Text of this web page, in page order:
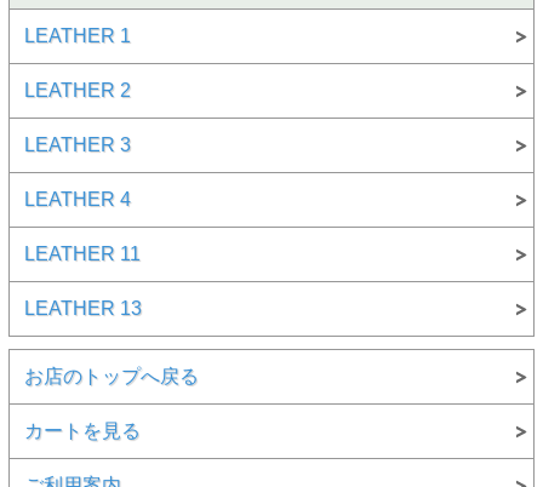
LEATHER 1
LEATHER 2
LEATHER 3
LEATHER 4
LEATHER 11
LEATHER 13
お店のトップへ戻る
カートを見る